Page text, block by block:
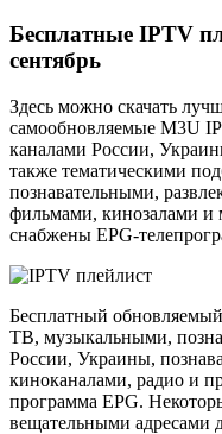
Бесплатные IPTV
сентябрь
Здесь можно скачать
самообновляемые M3U
каналами России,
также тематическими
познавательными,
фильмами, кинозалами и
снабжены EPG-
Бесплатный
ТВ, музыкальными,
России, Украины,
киноканалами, радио и
программа EPG.
вещательными адресами